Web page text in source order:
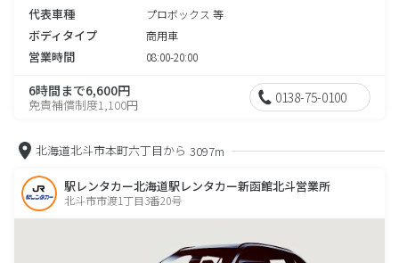
代表車種 プロボックス 等
ボディタイプ 商用車
営業時間 08:00-20:00
6時間まで6,600円
免責補償制度1,100円 0138-75-0100
北海道北斗市本町六丁目から 3097m
駅レンタカー北海道駅レンタカー新函館北斗営業所
北斗市市渡1丁目3番20号